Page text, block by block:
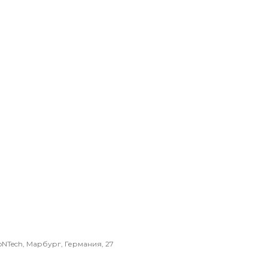
Марбург, Германия, 27